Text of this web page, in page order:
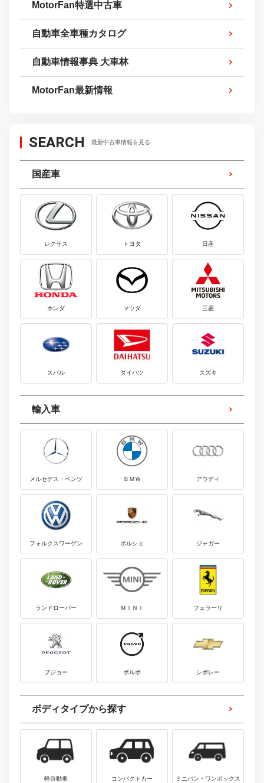
MotorFan特選中古車
自動車全車種カタログ
自動車情報事典 大車林
MotorFan最新情報
SEARCH 最新中古車情報を見る
国産車
レクサス トヨタ 日産
ホンダ マツダ 三菱
スバル ダイハツ スズキ
輸入車
メルセデス・ベンツ ＢＭＷ アウディ
フォルクスワーゲン ポルシェ ジャガー
ランドローバー ＭＩＮＩ フェラーリ
プジョー ボルボ シボレー
ボディタイプから探す
軽自動車 コンパクトカー ミニバン・ワンボックス